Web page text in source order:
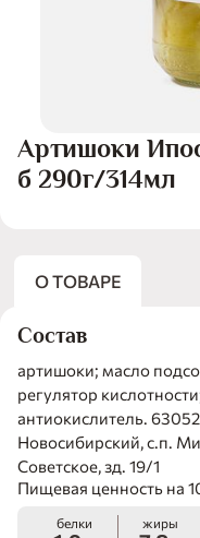
Артишоки
б 290г/314мл
О ТОВАРЕ
Пищевая ценность на
белки жиры
Состав
артишоки; масло
регулятор
антиокислитель.
Новосибирский, с.п.
Советское, зд. 19/1